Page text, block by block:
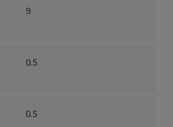
9
0.5
0.5